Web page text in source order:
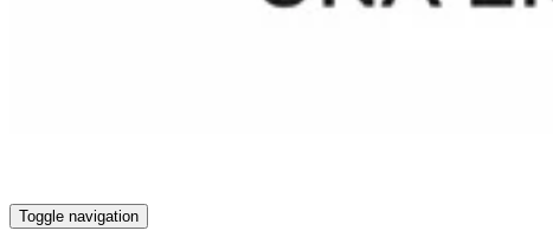
Toggle navigation